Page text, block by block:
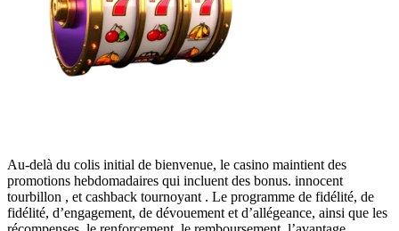
Au-delà du colis initial de bienvenue, le casino maintient des
promotions hebdomadaires qui incluent des bonus. innocent
tourbillon , et cashback tournoyant . Le programme de fidélité, de
fidélité, d’engagement, de dévouement et d’allégeance, ainsi que les